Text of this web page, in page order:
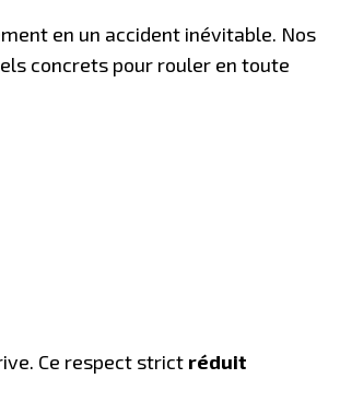
en un accident inévitable. Nos
concrets pour rouler en toute
Ce respect strict réduit